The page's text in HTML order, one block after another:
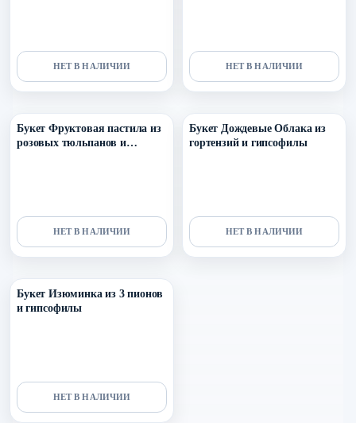
НЕТ В НАЛИЧИИ НЕТ В НАЛИЧИИ
Букет Фруктовая пастила из
розовых тюльпанов и
НЕТ В НАЛИЧИИ
Букет Дождевые Облака из
гортензий и гипсофилы
НЕТ В НАЛИЧИИ
Букет Изюминка из 3 пионов
и гипсофилы
НЕТ В НАЛИЧИИ